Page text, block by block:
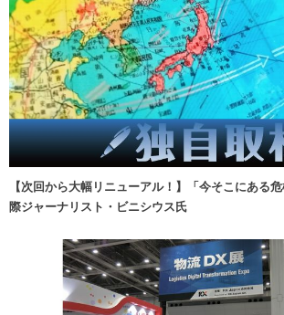
【次回から大幅リニューアル！】「今そこにある
際ジャーナリスト・ビニシウス氏